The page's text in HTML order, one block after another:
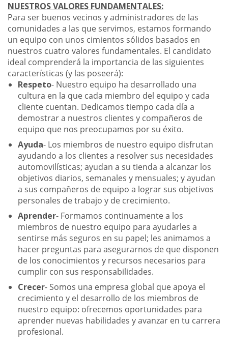
NUESTROS VALORES FUNDAMENTALES:
Para ser buenos vecinos y administradores de las
comunidades a las que servimos, estamos formando
un equipo con unos cimientos sólidos basados en
nuestros cuatro valores fundamentales. El candidato
ideal comprenderá la importancia de las siguientes
características (y las poseerá):
Respeto- Nuestro equipo ha desarrollado una
cultura en la que cada miembro del equipo y cada
cliente cuentan. Dedicamos tiempo cada día a
demostrar a nuestros clientes y compañeros de
equipo que nos preocupamos por su éxito.
Ayuda- Los miembros de nuestro equipo disfrutan
ayudando a los clientes a resolver sus necesidades
automovilísticas; ayudan a su tienda a alcanzar los
objetivos diarios, semanales y mensuales; y ayudan
a sus compañeros de equipo a lograr sus objetivos
personales de trabajo y de crecimiento.
Aprender- Formamos continuamente a los
miembros de nuestro equipo para ayudarles a
sentirse más seguros en su papel; les animamos a
hacer preguntas para asegurarnos de que disponen
de los conocimientos y recursos necesarios para
cumplir con sus responsabilidades.
Crecer- Somos una empresa global que apoya el
crecimiento y el desarrollo de los miembros de
nuestro equipo: ofrecemos oportunidades para
aprender nuevas habilidades y avanzar en tu carrera
profesional.